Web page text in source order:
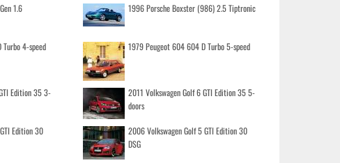
1.6 1996 Porsche Boxster (986) 2.5 Tiptronic
4-speed 1979 Peugeot 604 604 D Turbo 5-speed
Edition 35 3-
2011 Volkswagen Golf 6 GTI Edition 35 5-
doors
Edition 30
2006 Volkswagen Golf 5 GTI Edition 30
DSG